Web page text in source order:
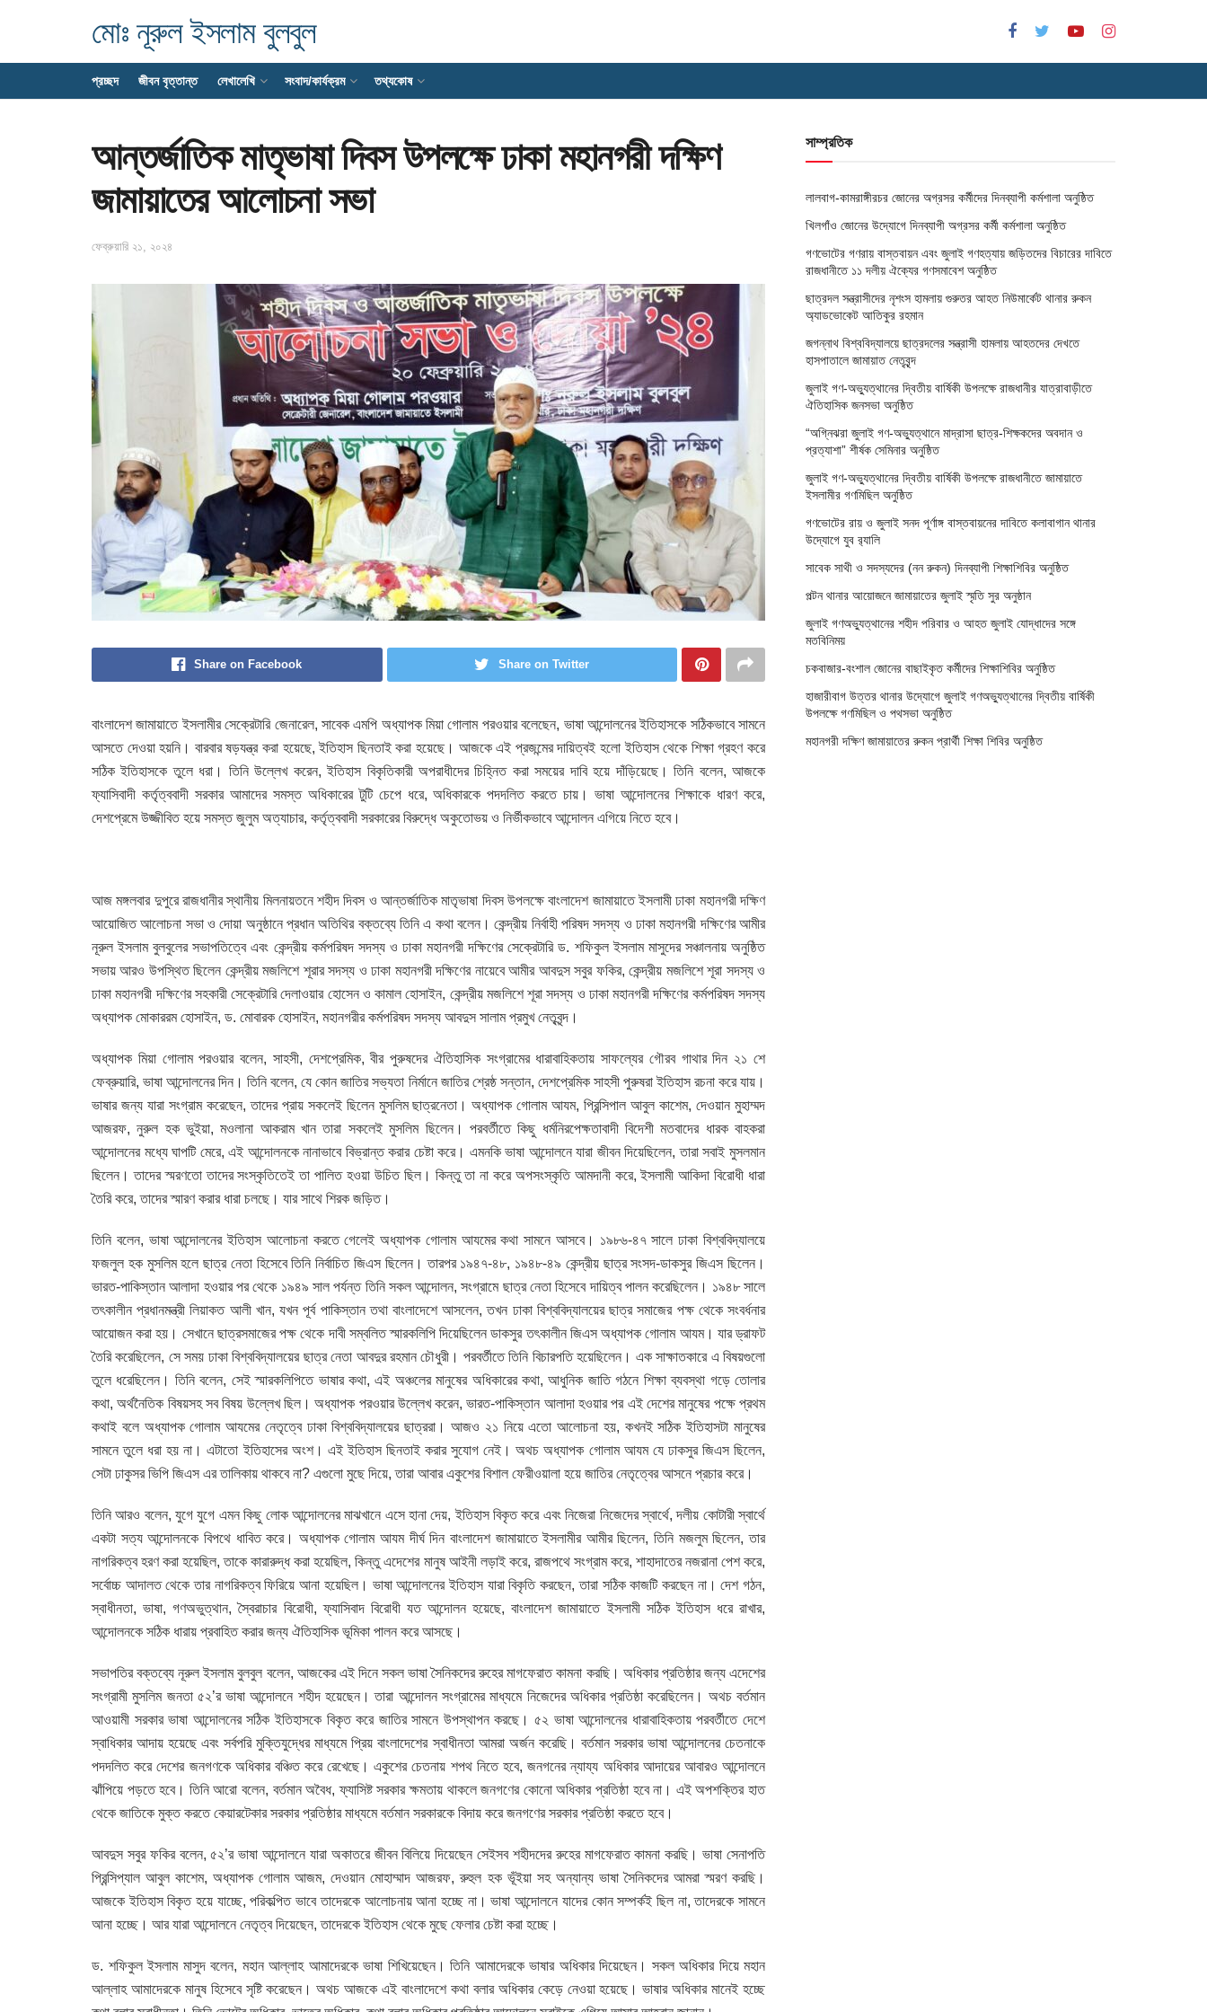
মোঃ নূরুল ইসলাম বুলবুল
প্রচ্ছদ জীবন বৃত্তান্ত লেখালেখি সংবাদ/কার্যক্রম তথ্যকোষ
আন্তর্জাতিক মাতৃভাষা দিবস উপলক্ষে ঢাকা মহানগরী দক্ষিণ
জামায়াতের আলোচনা সভা
ফেব্রুয়ারি ২১, ২০২৪
Share on Facebook Share on Twitter
বাংলাদেশ জামায়াতে ইসলামীর সেক্রেটারি জেনারেল, সাবেক এমপি অধ্যাপক মিয়া গোলাম পরওয়ার বলেছেন, ভাষা আন্দোলনের ইতিহাসকে সঠিকভাবে সামনে
আসতে দেওয়া হয়নি। বারবার ষড়যন্ত্র করা হয়েছে, ইতিহাস ছিনতাই করা হয়েছে। আজকে এই প্রজন্মের দায়িত্বই হলো ইতিহাস থেকে শিক্ষা গ্রহণ করে
সঠিক ইতিহাসকে তুলে ধরা। তিনি উল্লেখ করেন, ইতিহাস বিকৃতিকারী অপরাধীদের চিহ্নিত করা সময়ের দাবি হয়ে দাঁড়িয়েছে। তিনি বলেন, আজকে
ফ্যাসিবাদী কর্তৃত্ববাদী সরকার আমাদের সমস্ত অধিকারের টুটি চেপে ধরে, অধিকারকে পদদলিত করতে চায়। ভাষা আন্দোলনের শিক্ষাকে ধারণ করে,
দেশপ্রেমে উজ্জীবিত হয়ে সমস্ত জুলুম অত্যাচার, কর্তৃত্ববাদী সরকারের বিরুদ্ধে অকুতোভয় ও নির্ভীকভাবে আন্দোলন এগিয়ে নিতে হবে।
আজ মঙ্গলবার দুপুরে রাজধানীর স্থানীয় মিলনায়তনে শহীদ দিবস ও আন্তর্জাতিক মাতৃভাষা দিবস উপলক্ষে বাংলাদেশ জামায়াতে ইসলামী ঢাকা মহানগরী দক্ষিণ
আয়োজিত আলোচনা সভা ও দোয়া অনুষ্ঠানে প্রধান অতিথির বক্তব্যে তিনি এ কথা বলেন। কেন্দ্রীয় নির্বাহী পরিষদ সদস্য ও ঢাকা মহানগরী দক্ষিণের আমীর
নূরুল ইসলাম বুলবুলের সভাপতিত্বে এবং কেন্দ্রীয় কর্মপরিষদ সদস্য ও ঢাকা মহানগরী দক্ষিণের সেক্রেটারি ড. শফিকুল ইসলাম মাসুদের সঞ্চালনায় অনুষ্ঠিত
সভায় আরও উপস্থিত ছিলেন কেন্দ্রীয় মজলিশে শূরার সদস্য ও ঢাকা মহানগরী দক্ষিণের নায়েবে আমীর আবদুস সবুর ফকির, কেন্দ্রীয় মজলিশে শূরা সদস্য ও
ঢাকা মহানগরী দক্ষিণের সহকারী সেক্রেটারি দেলাওয়ার হোসেন ও কামাল হোসাইন, কেন্দ্রীয় মজলিশে শূরা সদস্য ও ঢাকা মহানগরী দক্ষিণের কর্মপরিষদ সদস্য
অধ্যাপক মোকাররম হোসাইন, ড. মোবারক হোসাইন, মহানগরীর কর্মপরিষদ সদস্য আবদুস সালাম প্রমুখ নেতৃবৃন্দ।
অধ্যাপক মিয়া গোলাম পরওয়ার বলেন, সাহসী, দেশপ্রেমিক, বীর পুরুষদের ঐতিহাসিক সংগ্রামের ধারাবাহিকতায় সাফল্যের গৌরব গাথার দিন ২১ শে
ফেব্রুয়ারি, ভাষা আন্দোলনের দিন। তিনি বলেন, যে কোন জাতির সভ্যতা নির্মানে জাতির শ্রেষ্ঠ সন্তান, দেশপ্রেমিক সাহসী পুরুষরা ইতিহাস রচনা করে যায়।
ভাষার জন্য যারা সংগ্রাম করেছেন, তাদের প্রায় সকলেই ছিলেন মুসলিম ছাত্রনেতা। অধ্যাপক গোলাম আযম, প্রিন্সিপাল আবুল কাশেম, দেওয়ান মুহাম্মদ
আজরফ, নুরুল হক ভুইয়া, মওলানা আকরাম খান তারা সকলেই মুসলিম ছিলেন। পরবর্তীতে কিছু ধর্মনিরপেক্ষতাবাদী বিদেশী মতবাদের ধারক বাহকরা
আন্দোলনের মধ্যে ঘাপটি মেরে, এই আন্দোলনকে নানাভাবে বিভ্রান্ত করার চেষ্টা করে। এমনকি ভাষা আন্দোলনে যারা জীবন দিয়েছিলেন, তারা সবাই মুসলমান
ছিলেন। তাদের স্মরণতো তাদের সংস্কৃতিতেই তা পালিত হওয়া উচিত ছিল। কিন্তু তা না করে অপসংস্কৃতি আমদানী করে, ইসলামী আকিদা বিরোধী ধারা
তৈরি করে, তাদের স্মারণ করার ধারা চলছে। যার সাথে শিরক জড়িত।
তিনি বলেন, ভাষা আন্দোলনের ইতিহাস আলোচনা করতে গেলেই অধ্যাপক গোলাম আযমের কথা সামনে আসবে। ১৯৮৬-৪৭ সালে ঢাকা বিশ্ববিদ্যালয়ে
ফজলুল হক মুসলিম হলে ছাত্র নেতা হিসেবে তিনি নির্বাচিত জিএস ছিলেন। তারপর ১৯৪৭-৪৮, ১৯৪৮-৪৯ কেন্দ্রীয় ছাত্র সংসদ-ডাকসুর জিএস ছিলেন।
ভারত-পাকিস্তান আলাদা হওয়ার পর থেকে ১৯৪৯ সাল পর্যন্ত তিনি সকল আন্দোলন, সংগ্রামে ছাত্র নেতা হিসেবে দায়িত্ব পালন করেছিলেন। ১৯৪৮ সালে
তৎকালীন প্রধানমন্ত্রী লিয়াকত আলী খান, যখন পূর্ব পাকিস্তান তথা বাংলাদেশে আসলেন, তখন ঢাকা বিশ্ববিদ্যালয়ের ছাত্র সমাজের পক্ষ থেকে সংবর্ধনার
আয়োজন করা হয়। সেখানে ছাত্রসমাজের পক্ষ থেকে দাবী সম্বলিত স্মারকলিপি দিয়েছিলেন ডাকসুর তৎকালীন জিএস অধ্যাপক গোলাম আযম। যার ড্রাফট
তৈরি করেছিলেন, সে সময় ঢাকা বিশ্ববিদ্যালয়ের ছাত্র নেতা আবদুর রহমান চৌধুরী। পরবর্তীতে তিনি বিচারপতি হয়েছিলেন। এক সাক্ষাতকারে এ বিষয়গুলো
তুলে ধরেছিলেন। তিনি বলেন, সেই স্মারকলিপিতে ভাষার কথা, এই অঞ্চলের মানুষের অধিকারের কথা, আধুনিক জাতি গঠনে শিক্ষা ব্যবস্থা গড়ে তোলার
কথা, অর্থনৈতিক বিষয়সহ সব বিষয় উল্লেখ ছিল। অধ্যাপক পরওয়ার উল্লেখ করেন, ভারত-পাকিস্তান আলাদা হওয়ার পর এই দেশের মানুষের পক্ষে প্রথম
কথাই বলে অধ্যাপক গোলাম আযমের নেতৃত্বে ঢাকা বিশ্ববিদ্যালয়ের ছাত্ররা। আজও ২১ নিয়ে এতো আলোচনা হয়, কখনই সঠিক ইতিহাসটা মানুষের
সামনে তুলে ধরা হয় না। এটাতো ইতিহাসের অংশ। এই ইতিহাস ছিনতাই করার সুযোগ নেই। অথচ অধ্যাপক গোলাম আযম যে ঢাকসুর জিএস ছিলেন,
সেটা ঢাকুসর ভিপি জিএস এর তালিকায় থাকবে না? এগুলো মুছে দিয়ে, তারা আবার একুশের বিশাল ফেরীওয়ালা হয়ে জাতির নেতৃত্বের আসনে প্রচার করে।
তিনি আরও বলেন, যুগে যুগে এমন কিছু লোক আন্দোলনের মাঝখানে এসে হানা দেয়, ইতিহাস বিকৃত করে এবং নিজেরা নিজেদের স্বার্থে, দলীয় কোটারী স্বার্থে
একটা সত্য আন্দোলনকে বিপথে ধাবিত করে। অধ্যাপক গোলাম আযম দীর্ঘ দিন বাংলাদেশ জামায়াতে ইসলামীর আমীর ছিলেন, তিনি মজলুম ছিলেন, তার
নাগরিকত্ব হরণ করা হয়েছিল, তাকে কারারুদ্ধ করা হয়েছিল, কিন্তু এদেশের মানুষ আইনী লড়াই করে, রাজপথে সংগ্রাম করে, শাহাদাতের নজরানা পেশ করে,
সর্বোচ্চ আদালত থেকে তার নাগরিকত্ব ফিরিয়ে আনা হয়েছিল। ভাষা আন্দোলনের ইতিহাস যারা বিকৃতি করছেন, তারা সঠিক কাজটি করছেন না। দেশ গঠন,
স্বাধীনতা, ভাষা, গণঅভুত্থান, স্বৈরাচার বিরোধী, ফ্যাসিবাদ বিরোধী যত আন্দোলন হয়েছে, বাংলাদেশ জামায়াতে ইসলামী সঠিক ইতিহাস ধরে রাখার,
আন্দোলনকে সঠিক ধারায় প্রবাহিত করার জন্য ঐতিহাসিক ভূমিকা পালন করে আসছে।
সভাপতির বক্তব্যে নূরুল ইসলাম বুলবুল বলেন, আজকের এই দিনে সকল ভাষা সৈনিকদের রুহের মাগফেরাত কামনা করছি। অধিকার প্রতিষ্ঠার জন্য এদেশের
সংগ্রামী মুসলিম জনতা ৫২’র ভাষা আন্দোলনে শহীদ হয়েছেন। তারা আন্দোলন সংগ্রামের মাধ্যমে নিজেদের অধিকার প্রতিষ্ঠা করেছিলেন। অথচ বর্তমান
আওয়ামী সরকার ভাষা আন্দোলনের সঠিক ইতিহাসকে বিকৃত করে জাতির সামনে উপস্থাপন করছে। ৫২ ভাষা আন্দোলনের ধারাবাহিকতায় পরবর্তীতে দেশে
স্বাধিকার আদায় হয়েছে এবং সর্বপরি মুক্তিযুদ্ধের মাধ্যমে প্রিয় বাংলাদেশের স্বাধীনতা আমরা অর্জন করেছি। বর্তমান সরকার ভাষা আন্দোলনের চেতনাকে
পদদলিত করে দেশের জনগণকে অধিকার বঞ্চিত করে রেখেছে। একুশের চেতনায় শপথ নিতে হবে, জনগনের ন্যায্য অধিকার আদায়ের আবারও আন্দোলনে
ঝাঁপিয়ে পড়তে হবে। তিনি আরো বলেন, বর্তমান অবৈধ, ফ্যাসিষ্ট সরকার ক্ষমতায় থাকলে জনগণের কোনো অধিকার প্রতিষ্ঠা হবে না। এই অপশক্তির হাত
থেকে জাতিকে মুক্ত করতে কেয়ারটেকার সরকার প্রতিষ্ঠার মাধ্যমে বর্তমান সরকারকে বিদায় করে জনগণের সরকার প্রতিষ্ঠা করতে হবে।
আবদুস সবুর ফকির বলেন, ৫২’র ভাষা আন্দোলনে যারা অকাতরে জীবন বিলিয়ে দিয়েছেন সেইসব শহীদদের রুহের মাগফেরাত কামনা করছি। ভাষা সেনাপতি
প্রিন্সিপ্যাল আবুল কাশেম, অধ্যাপক গোলাম আজম, দেওয়ান মোহাম্মাদ আজরফ, রুহুল হক ভূঁইয়া সহ অন্যান্য ভাষা সৈনিকদের আমরা স্মরণ করছি।
আজকে ইতিহাস বিকৃত হয়ে যাচ্ছে, পরিকল্পিত ভাবে তাদেরকে আলোচনায় আনা হচ্ছে না। ভাষা আন্দোলনে যাদের কোন সম্পর্কই ছিল না, তাদেরকে সামনে
আনা হচ্ছে। আর যারা আন্দোলনে নেতৃত্ব দিয়েছেন, তাদেরকে ইতিহাস থেকে মুছে ফেলার চেষ্টা করা হচ্ছে।
ড. শফিকুল ইসলাম মাসুদ বলেন, মহান আল্লাহ আমাদেরকে ভাষা শিখিয়েছেন। তিনি আমাদেরকে ভাষার অধিকার দিয়েছেন। সকল অধিকার দিয়ে মহান
আল্লাহ আমাদেরকে মানুষ হিসেবে সৃষ্টি করেছেন। অথচ আজকে এই বাংলাদেশে কথা বলার অধিকার কেড়ে নেওয়া হয়েছে। ভাষার অধিকার মানেই হচ্ছে
সাম্প্রতিক
লালবাগ-কামরাঙ্গীরচর জোনের অগ্রসর কর্মীদের দিনব্যাপী কর্মশালা অনুষ্ঠিত
খিলগাঁও জোনের উদ্যোগে দিনব্যাপী অগ্রসর কর্মী কর্মশালা অনুষ্ঠিত
গণভোটের গণরায় বাস্তবায়ন এবং জুলাই গণহত্যায় জড়িতদের বিচারের দাবিতে
রাজধানীতে ১১ দলীয় ঐক্যের গণসমাবেশ অনুষ্ঠিত
ছাত্রদল সন্ত্রাসীদের নৃশংস হামলায় গুরুতর আহত নিউমার্কেট থানার রুকন
অ্যাডভোকেট আতিকুর রহমান
জগন্নাথ বিশ্ববিদ্যালয়ে ছাত্রদলের সন্ত্রাসী হামলায় আহতদের দেখতে
হাসপাতালে জামায়াত নেতৃবৃন্দ
জুলাই গণ-অভ্যুত্থানের দ্বিতীয় বার্ষিকী উপলক্ষে রাজধানীর যাত্রাবাড়ীতে
ঐতিহাসিক জনসভা অনুষ্ঠিত
“অগ্নিঝরা জুলাই গণ-অভ্যুত্থানে মাদ্রাসা ছাত্র-শিক্ষকদের অবদান ও
প্রত্যাশা” শীর্ষক সেমিনার অনুষ্ঠিত
জুলাই গণ-অভ্যুত্থানের দ্বিতীয় বার্ষিকী উপলক্ষে রাজধানীতে জামায়াতে
ইসলামীর গণমিছিল অনুষ্ঠিত
গণভোটের রায় ও জুলাই সনদ পূর্ণাঙ্গ বাস্তবায়নের দাবিতে কলাবাগান থানার
উদ্যোগে যুব র‌্যালি
সাবেক সাথী ও সদস্যদের (নন রুকন) দিনব্যাপী শিক্ষাশিবির অনুষ্ঠিত
পল্টন থানার আয়োজনে জামায়াতের জুলাই স্মৃতি সুর অনুষ্ঠান
জুলাই গণঅভ্যুত্থানের শহীদ পরিবার ও আহত জুলাই যোদ্ধাদের সঙ্গে
মতবিনিময়
চকবাজার-বংশাল জোনের বাছাইকৃত কর্মীদের শিক্ষাশিবির অনুষ্ঠিত
হাজারীবাগ উত্তর থানার উদ্যোগে জুলাই গণঅভ্যুত্থানের দ্বিতীয় বার্ষিকী
উপলক্ষে গণমিছিল ও পথসভা অনুষ্ঠিত
মহানগরী দক্ষিণ জামায়াতের রুকন প্রার্থী শিক্ষা শিবির অনুষ্ঠিত